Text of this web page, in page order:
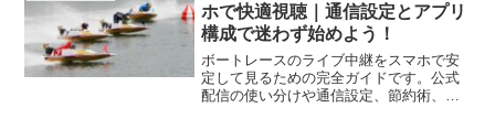
ホで快適視聴｜通信設定とアプリ
構成で迷わず始めよう！
ボートレースのライブ中継をスマホで安
定して見るための完全ガイドです。公式
配信の使い分けや通信設定、節約術、投